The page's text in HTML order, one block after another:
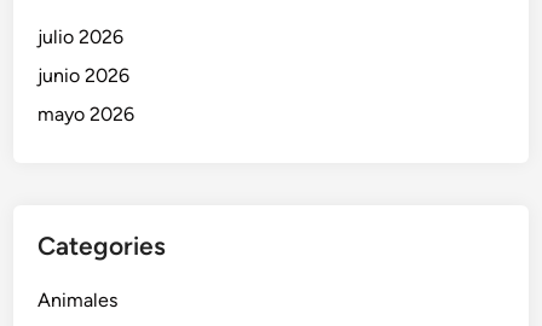
julio 2026
junio 2026
mayo 2026
Categories
Animales